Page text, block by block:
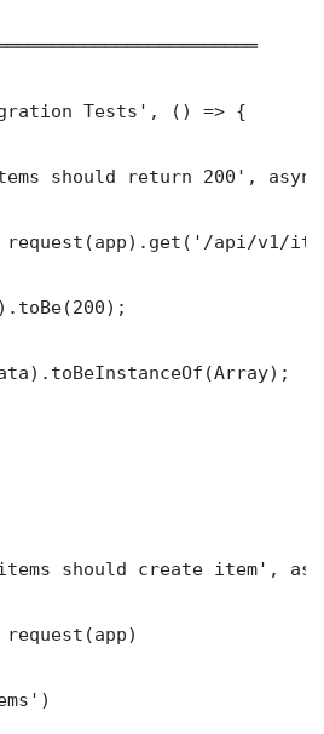
Tests', () => {
should return 200',
request(app).get('/api/v1/
should create item',